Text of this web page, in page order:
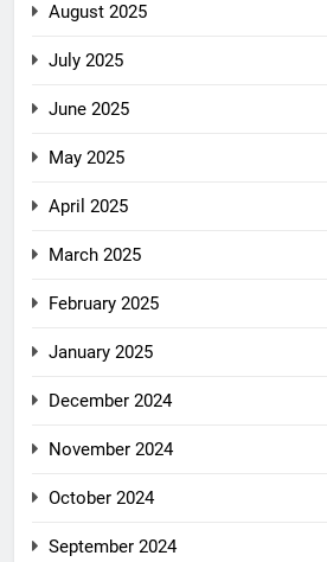
August 2025
July 2025
June 2025
May 2025
April 2025
March 2025
February 2025
January 2025
December 2024
November 2024
October 2024
September 2024